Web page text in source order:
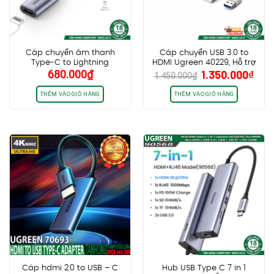
Cáp chuyển âm thanh
Type-C to Lightning
Ugreen 70953 US342, hỗ trợ
Full chức năng, chip MFi,
dây bọc dù
680.000₫
THÊM VÀO GIỎ HÀNG
Cáp chuyển USB 3.0 to
HDMI Ugreen 40229, Hỗ trợ
2k, kèm đầu chuyển HDMI to
1.450.000₫ Giá
gốc
là:
1.450.000₫.
1.350.000₫Giá
THÊM VÀO GIỎ HÀNG
Cáp hdmi 2.0 to USB – C
Hub USB Type C 7 in 1